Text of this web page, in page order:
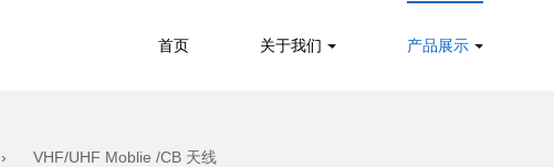
首页 关于我们 产品展示
› VHF/UHF Moblie /CB 天线